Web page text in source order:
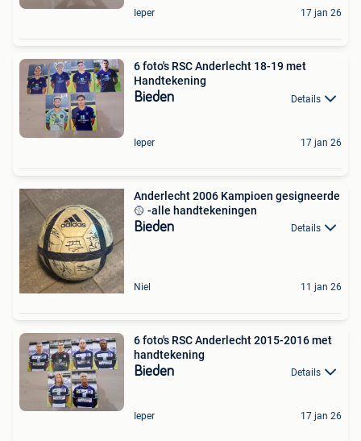
Ieper 17 jan 26
6 foto's RSC Anderlecht 18-19 met
Handtekening
Bieden Details
Ieper 17 jan 26
Anderlecht 2006 Kampioen gesigneerde
🥎 -alle handtekeningen
Bieden Details
Niel 11 jan 26
6 foto's RSC Anderlecht 2015-2016 met
handtekening
Bieden Details
Ieper 17 jan 26